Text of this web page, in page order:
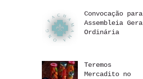
Convocação para
Assembleia Geral
Ordinária
Teremos
Mercadito no